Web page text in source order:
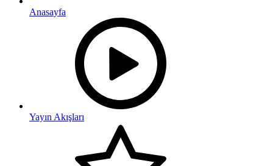
Anasayfa
Yayın Akışları